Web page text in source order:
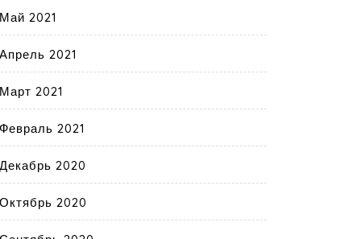
Май 2021
Апрель 2021
Март 2021
Февраль 2021
Декабрь 2020
Октябрь 2020